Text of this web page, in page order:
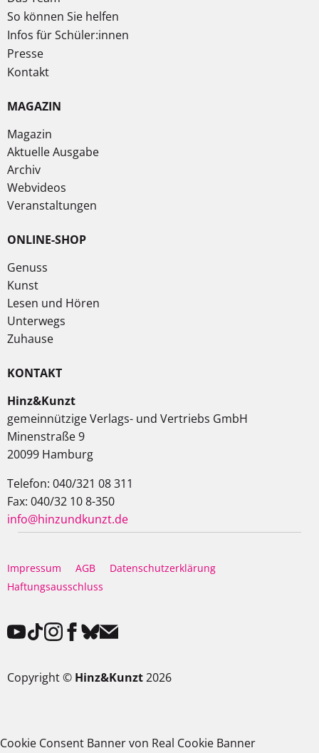
So können Sie helfen
Infos für Schüler:innen
Presse
Kontakt
MAGAZIN
Magazin
Aktuelle Ausgabe
Archiv
Webvideos
Veranstaltungen
ONLINE-SHOP
Genuss
Kunst
Lesen und Hören
Unterwegs
Zuhause
KONTAKT
Hinz&Kunzt
gemeinnützige Verlags- und Vertriebs GmbH
Minenstraße 9
20099 Hamburg
Telefon: 040/321 08 311
Fax: 040/32 10 8-350
info@hinzundkunzt.de
Impressum AGB
Datenschutzerklärung
Haftungsausschluss
Copyright © Hinz&Kunzt2026
Cookie Consent Banner von Real Cookie Banner